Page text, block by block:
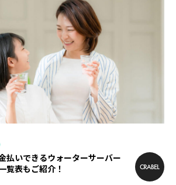
払いできるウォーターサーバー
覧表もご紹介！
医師転職サイト
免許 合宿免許検索
土地査定おすすめ 大阪
却 妊娠中
婚活アプリ 学生
ム 安い